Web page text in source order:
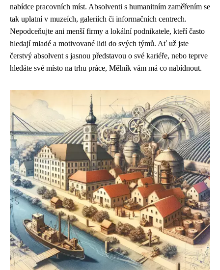
nabídce pracovních míst. Absolventi s humanitním zaměřením se
tak uplatní v muzeích, galeriích či informačních centrech.
Nepodceňujte ani menší firmy a lokální podnikatele, kteří často
hledají mladé a motivované lidi do svých týmů. Ať už jste
čerstvý absolvent s jasnou představou o své kariéře, nebo teprve
hledáte své místo na trhu práce, Mělník vám má co nabídnout.